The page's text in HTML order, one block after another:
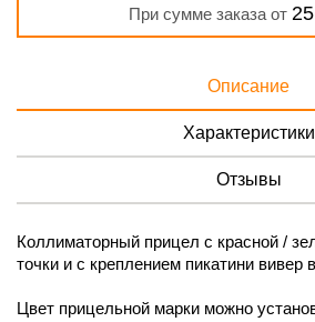
При сумме заказа от
Описание
Характеристики
Отзывы
Коллиматорный прицел с красной /
точки и с креплением пикатини вивер
Цвет прицельной марки можно